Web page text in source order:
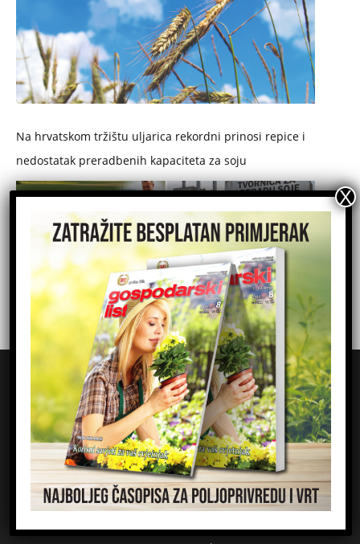
Na hrvatskom tržištu uljarica rekordni prinosi repice i
nedostatak preradbenih kapaciteta za soju
Gospodarski list d.d.
Majstora Radonje 12